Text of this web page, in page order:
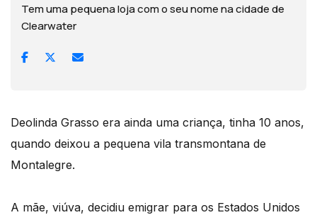
Tem uma pequena loja com o seu nome na cidade de
Clearwater
Deolinda Grasso era ainda uma criança, tinha 10 anos,
quando deixou a pequena vila transmontana de
Montalegre.
A mãe, viúva, decidiu emigrar para os Estados Unidos